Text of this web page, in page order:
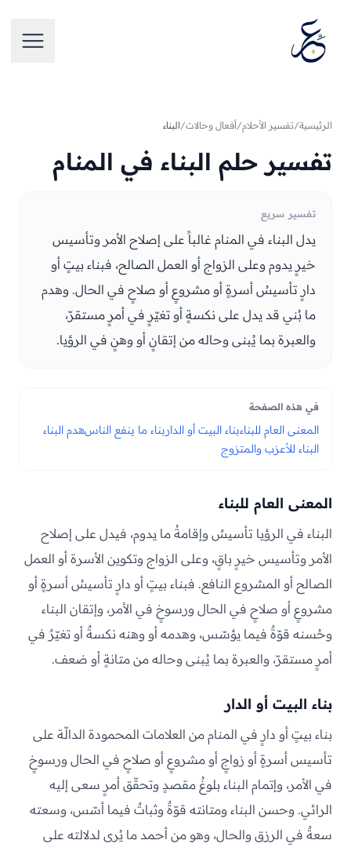
فتح
الرئيسية/تفسير الأحلام/أفعال وحالات/البناء
تفسير حلم البناء في المنام
تفسير سريع
يدل البناء في المنام غالباً على إصلاح الأمر وتأسيس
خيرٍ يدوم وعلى الزواج أو العمل الصالح، فبناء بيتٍ أو
دارٍ تأسيسُ أسرةٍ أو مشروعٍ أو صلاحٍ في الحال. وهدم
ما بُني قد يدل على نكسةٍ أو تغيّرٍ في أمرٍ مستقرّ،
والعبرة بما يُبنى وحاله من إتقانٍ أو وهنٍ في الرؤيا.
في هذه الصفحة
المعنى العام للبناءبناء البيت أو الداربناء ما ينفع الناسهدم البناء
البناء للأعزب والمتزوج
المعنى العام للبناء
البناء في الرؤيا تأسيسٌ وإقامةُ ما يدوم، فيدل على إصلاح
الأمر وتأسيس خيرٍ باقٍ، وعلى الزواج وتكوين الأسرة أو العمل
الصالح أو المشروع النافع. فبناء بيتٍ أو دارٍ تأسيسُ أسرةٍ أو
مشروعٍ أو صلاحٍ في الحال ورسوخٍ في الأمر، وإتقان البناء
وحُسنه قوّةٌ فيما يؤسّس، وهدمه أو وهنه نكسةٌ أو تغيّرٌ في
أمرٍ مستقرّ، والعبرة بما يُبنى وحاله من متانةٍ أو ضعف.
بناء البيت أو الدار
بناء بيتٍ أو دارٍ في المنام من العلامات المحمودة الدالّة على
تأسيس أسرةٍ أو زواجٍ أو مشروعٍ أو صلاحٍ في الحال ورسوخٍ
في الأمر، وإتمام البناء بلوغُ مقصدٍ وتحقّق أمرٍ سعى إليه
الرائي. وحسن البناء ومتانته قوّةٌ وثباتٌ فيما أسّس، وسعته
سعةٌ في الرزق والحال، وهو من أحمد ما يُرى لدلالته على